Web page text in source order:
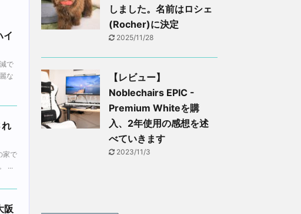
イ
で
な
家で
...
阪
しました。名前はロシェ
(Rocher)に決定
2025/11/28
【レビュー】
Noblechairs EPIC -
Premium Whiteを購
入、2年使用の感想を述
べていきます
2023/11/3